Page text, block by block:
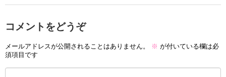
コメントをどうぞ
メールアドレスが公開されることはありません。 ※ が付いている欄は必
須項目です